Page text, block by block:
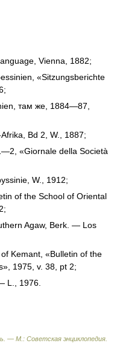
Vienna, 1882;
«Sitzungsberichte
там же, 1884—87,
Bd 2, W., 1887;
«Giornale della Società
W., 1912;
of the School of Oriental
Agaw, Berk. — Los
Kemant, «Bulletin of the
1975, v. 38, pt 2;
L., 1976.
— М.: Советская энциклопедия